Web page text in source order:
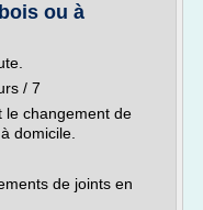
ou à
/ 7
le changement de
domicile.
de joints en